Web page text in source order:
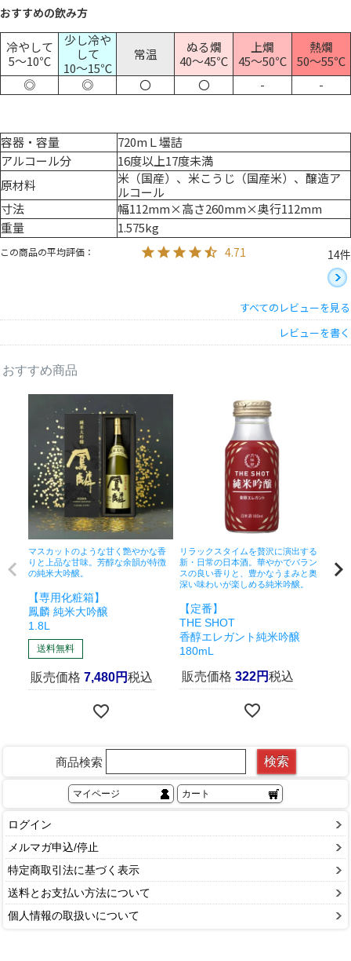
おすすめの飲み方
冷やして
5～10℃
少し冷や
して
10～15℃
常温
ぬる燗
40～45℃
上燗
45～50℃
熱燗
50～55℃
◎
◎ 〇 〇 - -
容器・容量
720mＬ壜詰
アルコール分
16度以上17度未満
原材料
米（国産）、米こうじ（国産米）、醸造ア
ルコール
寸法
幅112mm×高さ260mm×奥行112mm
重量
1.575kg
4.71 14
アスパラ 購入者 非公開
投稿日
2024/01/23
2023/11/27
ぶたおん 1 購入者 大阪府50代
3 購入者 非公開
投稿日
2023/10/18
すべてのレビューを見る
レビューを書く
おすすめ商品
マスカットのような甘く艶やかな香
りと上品な甘味。芳醇な余韻が特徴
の純米大吟醸。
【専用化粧箱】
鳳麟 純米大吟醸
1.8L
送料無料
販売価格 7,480 税込
リラックスタイムを贅沢に演出する
新・日常の日本酒。華やかでバラン
スの良い香りと、豊かなうまみと奥
深い味わいが楽しめる純米吟醸。
【定番】
THE SHOT
香醇エレガント純米吟醸
180mL
販売価格 322 税込
旨
わ
商品検索 検索
マイページ カート
ログイン
メルマガ申込/停止
特定商取引法に基づく表示
送料とお支払い方法について
個人情報の取扱いについて